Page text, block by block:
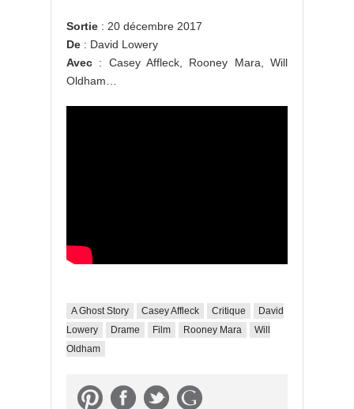
Sortie : 20 décembre 2017
De : David Lowery
Avec : Casey Affleck, Rooney Mara, Will
Oldham…
A Ghost Story Casey Affleck Critique
David
Lowery
Drame Film Rooney Mara
Will
Oldham